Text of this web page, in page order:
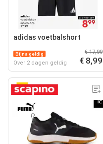
adidas voetbalshort
Bijna geldig
Over 2 dagen geldig
€ 17,99
€ 8,99